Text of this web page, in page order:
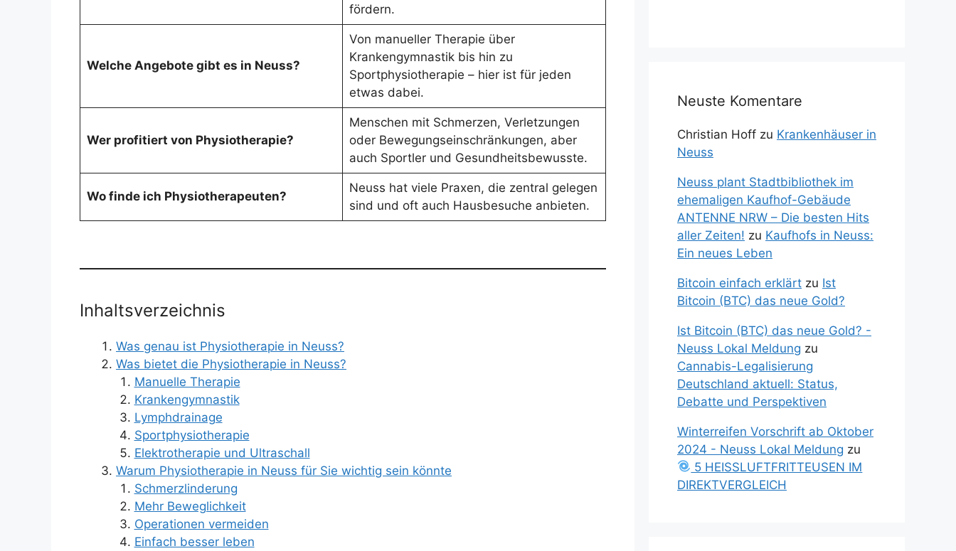
fördern.
Welche Angebote gibt es in Neuss?
Von manueller Therapie über
Krankengymnastik bis hin zu
Sportphysiotherapie – hier ist für jeden
etwas dabei.
Wer profitiert von Physiotherapie?
Menschen mit Schmerzen, Verletzungen
oder Bewegungseinschränkungen, aber
auch Sportler und Gesundheitsbewusste.
Wo finde ich Physiotherapeuten?
Neuss hat viele Praxen, die zentral gelegen
sind und oft auch Hausbesuche anbieten.
Inhaltsverzeichnis
Was genau ist Physiotherapie in Neuss?
Was bietet die Physiotherapie in Neuss?
Manuelle Therapie
Krankengymnastik
Lymphdrainage
Sportphysiotherapie
Elektrotherapie und Ultraschall
Warum Physiotherapie in Neuss für Sie wichtig sein könnte
Schmerzlinderung
Mehr Beweglichkeit
Operationen vermeiden
Einfach besser leben
Neuste Komentare
Christian Hoff zu Krankenhäuser in
Neuss
Neuss plant Stadtbibliothek im
ehemaligen Kaufhof-Gebäude
ANTENNE NRW – Die besten Hits
aller Zeiten! zu Kaufhofs in Neuss:
Ein neues Leben
Bitcoin einfach erklärt zu Ist
Bitcoin (BTC) das neue Gold?
Ist Bitcoin (BTC) das neue Gold? -
Neuss Lokal Meldung zu
Cannabis-Legalisierung
Deutschland aktuell: Status,
Debatte und Perspektiven
Winterreifen Vorschrift ab Oktober
2024 - Neuss Lokal Meldung zu
5 HEISSLUFTFRITTEUSEN IM
DIREKTVERGLEICH